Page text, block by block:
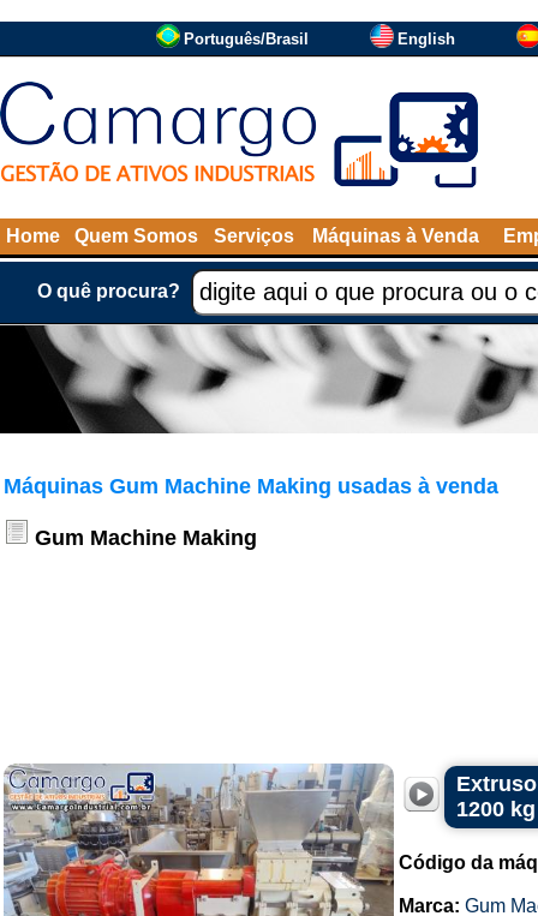
Português/Brasil English
Home Quem Somos Serviços Máquinas à Venda
O quê procura?
Máquinas Gum Machine Making usadas à venda
Gum Machine Making
1200 kg
Código da
Marca: Gum